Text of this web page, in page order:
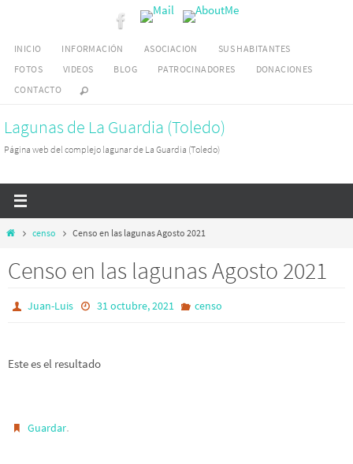
contenido
INICIO INFORMACIÓN ASOCIACION
SUS HABITANTES
FOTOS
VIDEOS BLOG PATROCINADORES
DONACIONES
CONTACTO
Lagunas de La Guardia (Toledo)
Página web del complejo lagunar de La Guardia (Toledo)
Iniciocenso Censo en las lagunas Agosto 2021
Censo en las lagunas Agosto 2021
Juan-Luis 31 octubre, 2021 censo
Este es el resultado
Guardar.